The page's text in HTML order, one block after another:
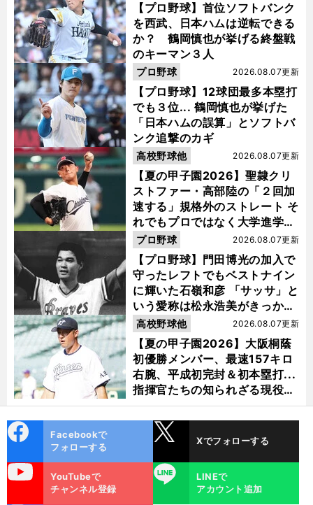
【プロ野球】首位ソフトバンク
を西武、日本ハムは逆転できる
か？ 鶴岡慎也が挙げる終盤戦
のキーマン３人
【プロ野球】12球団最多本塁打
でも３位... 鶴岡慎也が挙げた
「日本ハムの誤算」とソフトバ
ンク追撃のカギ
2026.08.07更新
プロ野球
【夏の甲子園2026】聖隷クリ
ストファー・高部陸の「２回加
速する」規格外のストレート そ
れでもプロではなく大学進学を
選ぶ理由
2026.08.07更新
高校野球他
【プロ野球】門田博光の加入で
守ったレフトでもベストナイン
に輝いた石嶺和彦 「サッサ」と
いう愛称は松永浩美がきっか
け？
2026.08.07更新
プロ野球
【夏の甲子園2026】大阪桐蔭
初優勝メンバー、最速157キロ
右腕、平成初完封＆初本塁打...
指揮官たちの知られざる現役時
代
2026.08.07更新
高校野球他
ok
Facebookで
フォローする
Xでフォローする
YouTubeで
チャンネル登録
LINE
LINEで
アカウント追加